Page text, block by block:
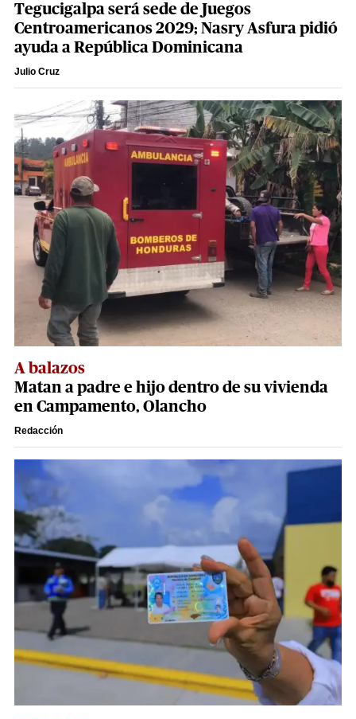
Tegucigalpa será sede de Juegos
Centroamericanos 2029; Nasry Asfura pidió
ayuda a República Dominicana
Julio Cruz
A balazos
Matan a padre e hijo dentro de su vivienda
en Campamento, Olancho
Redacción